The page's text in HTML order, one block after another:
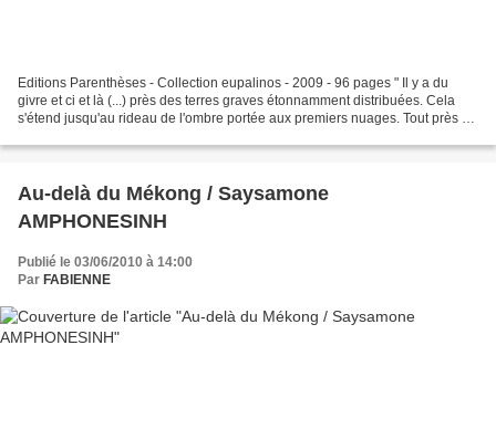
Editions Parenthèses - Collection eupalinos - 2009 - 96 pages " Il y a du
givre et ci et là (...) près des terres graves étonnamment distribuées. Cela
s'étend jusqu'au rideau de l'ombre portée aux premiers nuages. Tout près à
Au-delà du Mékong / Saysamone
AMPHONESINH
Publié le 03/06/2010 à 14:00
Par FABIENNE